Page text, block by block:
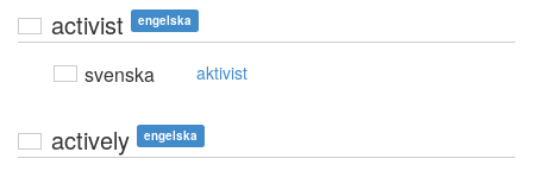
activist engelska
svenska aktivist
actively engelska